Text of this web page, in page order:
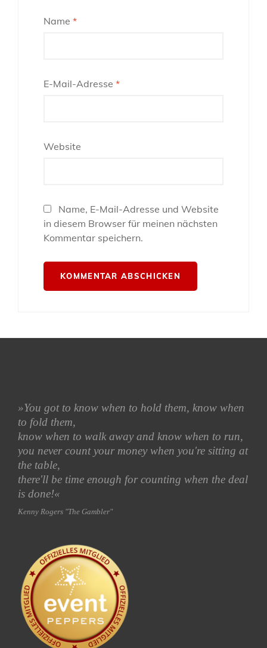
Name *
E-Mail-Adresse *
Website
Name, E-Mail-Adresse und Website
in diesem Browser für meinen nächsten
Kommentar speichern.
»You got to know when to hold them, know when
to fold them,
know when to walk away and know when to run,
you never count your money when you're sitting at
the table,
there'll be time enough for counting when the deal
is done!«
Kenny Rogers "The Gambler"